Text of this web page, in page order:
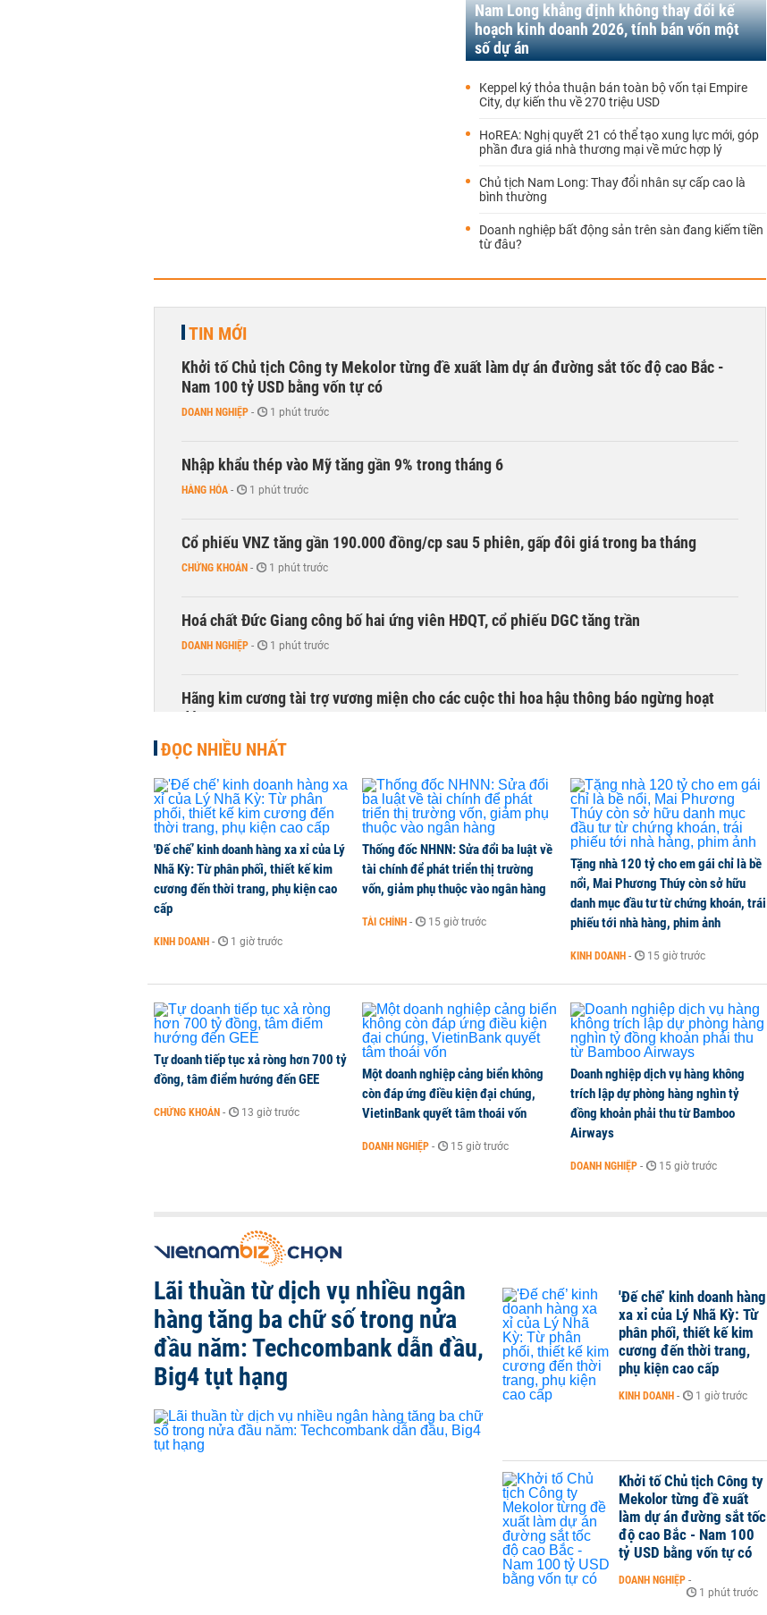
Nam Long khẳng định không thay đổi kế
hoạch kinh doanh 2026, tính bán vốn một
số dự án
Keppel ký thỏa thuận bán toàn bộ vốn tại Empire
City, dự kiến thu về 270 triệu USD
HoREA: Nghị quyết 21 có thể tạo xung lực mới, góp
phần đưa giá nhà thương mại về mức hợp lý
Chủ tịch Nam Long: Thay đổi nhân sự cấp cao là
bình thường
Doanh nghiệp bất động sản trên sàn đang kiếm tiền
từ đâu?
TIN MỚI
Khởi tố Chủ tịch Công ty Mekolor từng đề xuất làm dự án đường sắt tốc độ cao Bắc -
Nam 100 tỷ USD bằng vốn tự có
DOANH NGHIỆP - 1 phút trước
Nhập khẩu thép vào Mỹ tăng gần 9% trong tháng 6
HÀNG HÓA - 1 phút trước
Cổ phiếu VNZ tăng gần 190.000 đồng/cp sau 5 phiên, gấp đôi giá trong ba tháng
CHỨNG KHOÁN - 1 phút trước
Hoá chất Đức Giang công bố hai ứng viên HĐQT, cổ phiếu DGC tăng trần
DOANH NGHIỆP - 1 phút trước
Hãng kim cương tài trợ vương miện cho các cuộc thi hoa hậu thông báo ngừng hoạt
động
KINH DOANH - 1 phút trước
Trùm phân phối ô tô hạng sang lãi đậm khi chuyển hướng buôn xe VinFast
KINH DOANH - 1 phút trước
Chính phủ đề xuất Quốc hội cho tăng 86.100 tỷ đồng làm đường sắt Lào Cai - Hà Nội -
Hải Phòng
năm 2027
THỜI SỰ - 1 phút trước
ĐỌC NHIỀU NHẤT
'Đế chế’ kinh doanh hàng xa xỉ của Lý
Nhã Kỳ: Từ phân phối, thiết kế kim
cương đến thời trang, phụ kiện cao
cấp
KINH DOANH - 1 giờ trước
Thống đốc NHNN: Sửa đổi ba luật về
tài chính để phát triển thị trường
vốn, giảm phụ thuộc vào ngân hàng
TÀI CHÍNH - 15 giờ trước
Tặng nhà 120 tỷ cho em gái chỉ là bề
nổi, Mai Phương Thúy còn sở hữu
danh mục đầu tư từ chứng khoán, trái
phiếu tới nhà hàng, phim ảnh
KINH DOANH - 15 giờ trước
Tự doanh tiếp tục xả ròng hơn 700 tỷ
đồng, tâm điểm hướng đến GEE
CHỨNG KHOÁN - 13 giờ trước
Một doanh nghiệp cảng biển không
còn đáp ứng điều kiện đại chúng,
VietinBank quyết tâm thoái vốn
DOANH NGHIỆP - 15 giờ trước
Doanh nghiệp dịch vụ hàng không
trích lập dự phòng hàng nghìn tỷ
đồng khoản phải thu từ Bamboo
Airways
DOANH NGHIỆP - 15 giờ trước
Lãi thuần từ dịch vụ nhiều ngân
hàng tăng ba chữ số trong nửa
đầu năm: Techcombank dẫn đầu,
Big4 tụt hạng
'Đế chế’ kinh doanh hàng
xa xỉ của Lý Nhã Kỳ: Từ
phân phối, thiết kế kim
cương đến thời trang,
phụ kiện cao cấp
KINH DOANH - 1 giờ trước
Khởi tố Chủ tịch Công ty
Mekolor từng đề xuất
làm dự án đường sắt tốc
độ cao Bắc - Nam 100
tỷ USD bằng vốn tự có
DOANH NGHIỆP -
1 phút trước